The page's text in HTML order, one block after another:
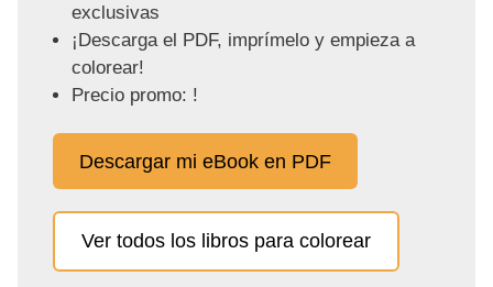
exclusivas
¡Descarga el PDF, imprímelo y empieza a
colorear!
Precio promo: !
Descargar mi eBook en PDF
Ver todos los libros para colorear